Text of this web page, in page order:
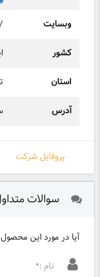
وبسایت
کشور
استان
آدرس
پروفایل شرکت
سوالات
آیا در مورد این
نام :*